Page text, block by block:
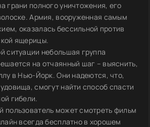
грани полного уничтожения, его
Армия, вооруженная самым
оказалась бессильной против
ящерицы.
ситуации небольшая группа
на отчаянный шаг – выяснить,
в Нью-Йорк. Они надеются, что,
смогут найти способ спасти
гибели.
пользователь может смотреть фильм
всегда бесплатно в хорошем